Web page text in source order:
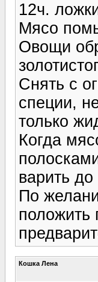
12ч.
Мясо
Овощи
Снять с
специи,
только
Когда
варить до
По
положить
Кошка Лена